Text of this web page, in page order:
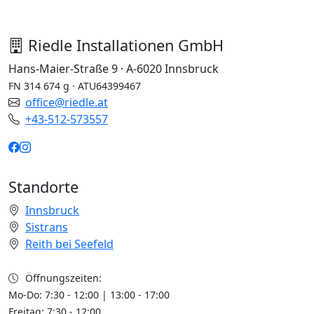
Riedle Installationen GmbH
Hans-Maier-Straße 9 · A-6020 Innsbruck
FN 314 674 g · ATU64399467
office@riedle.at
+43-512-573557
Standorte
Innsbruck
Sistrans
Reith bei Seefeld
Öffnungszeiten:
Mo-Do: 7:30 - 12:00 | 13:00 - 17:00